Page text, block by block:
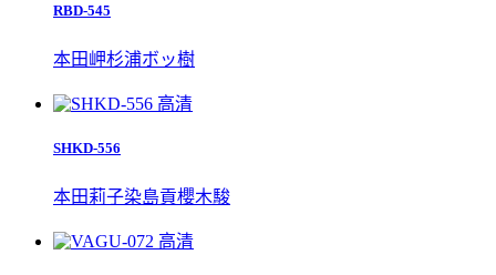
RBD-545
本田岬杉浦ボッ樹
高清
SHKD-556
本田莉子染島貢櫻木駿
高清